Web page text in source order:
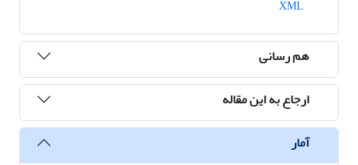
هم رسانی
ارجاع به این مقاله
آمار